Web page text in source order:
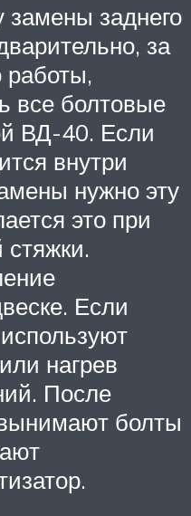
заднего
за
работы,
все болтовые
ВД-40. Если
внутри
нужно эту
это при
Если
нагрев
После
болты